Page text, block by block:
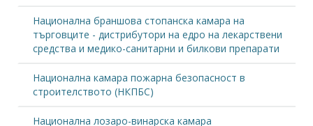
Национална браншова стопанска камара на
търговците - дистрибутори на едро на лекарствени
средства и медико-санитарни и билкови препарати
Национална камара пожарна безопасност в
строителството (НКПБС)
Национална лозаро-винарска камара